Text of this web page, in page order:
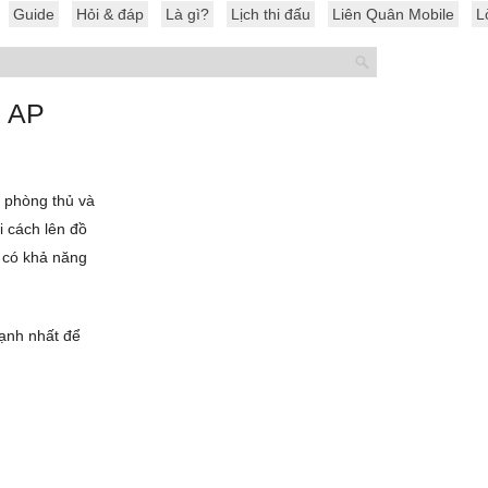
Guide Hỏi & đáp Là gì? Lịch thi đấu Liên Quân Mobile
AP
thủ và
cách lên đồ
khả năng
nhất để